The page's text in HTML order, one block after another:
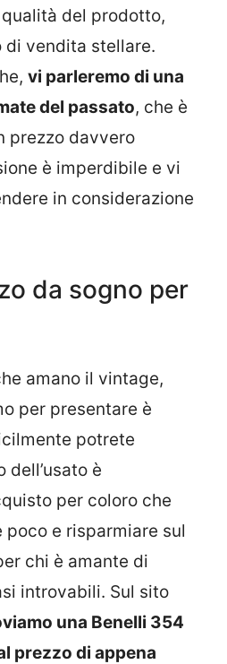
del prodotto,
di vendita stellare.
vi parleremo di una
del passato, che è
prezzo davvero
è imperdibile e vi
in considerazione
da sogno per
amano il vintage,
per presentare è
potrete
dell’usato è
per coloro che
e risparmiare sul
chi è amante di
introvabili. Sul sito
una Benelli 354
prezzo di appena